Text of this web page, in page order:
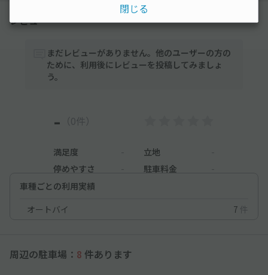
レビュー
まだレビューがありません。他のユーザーの方の
ために、利用後にレビューを投稿してみましょ
う。
- （0件）
満足度 立地
停めやすさ
駐車料金
車種ごとの利用実績
オートバイ
7 件
周辺の駐車場： 8 件あります
閉じる